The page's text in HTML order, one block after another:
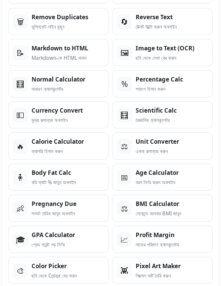
🗑️ Remove Duplicates
ডুপ্লিকেট লাইন মুছুন 🔄 Reverse Text
টেক্সট উল্টো করুন অনলাইন
📝 Markdown to HTML
Markdown-কে HTML বানান 🖼️ Image to Text (OCR)
ছবি থেকে লেখা বের করুন
🧮 Normal Calculator
সাধারণ ক্যালকুলেটর % Percentage Calc
শতাংশ হিসাব করুন
💵 Currency Convert
মুদ্রা রূপান্তর অনলাইন 🧮 Scientific Calc
বৈজ্ঞানিক ক্যালকুলেটর
🔥 Calorie Calculator
ক্যালরি হিসাব করুন ⚖️ Unit Converter
একক রূপান্তর করুন
🧍 Body Fat Calc
বডি ফ্যাট % জানুন অনলাইন 📅 Age Calculator
বয়স নির্ণয় করুন অনলাইন
👶 Pregnancy Due
সগর্ভা তারিখ জানুন অনলাইন ⚖️ BMI Calculator
সেকেন্ডে আপনার BMI জানুন
🎓 GPA Calculator
গ্রেড পয়েন্ট গড় নির্ণয় 📈 Profit Margin
লাভের পরিমাণ ক্যালকুলেটর
🎨 Color Picker
ছবি থেকে Color বের করুন 👾 Pixel Art Maker
পিক্সেল আর্ট তৈরি করুন